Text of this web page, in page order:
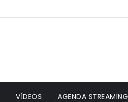
VÍDEOS AGENDA STREAMING